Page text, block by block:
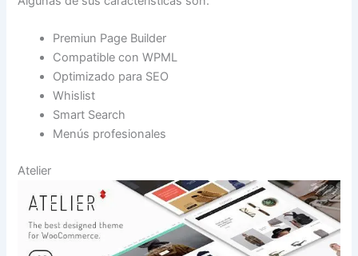
Premiun Page Builder
Compatible con WPML
Optimizado para SEO
Whislist
Smart Search
Menús profesionales
Atelier